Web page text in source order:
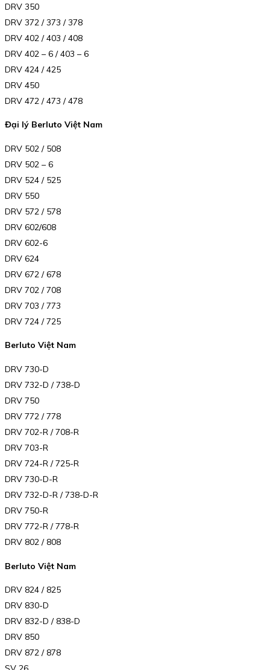
DRV 350
DRV 372 / 373 / 378
DRV 402 / 403 / 408
DRV 402 – 6 / 403 – 6
DRV 424 / 425
DRV 450
DRV 472 / 473 / 478
Đại lý Berluto Việt Nam
DRV 502 / 508
DRV 502 – 6
DRV 524 / 525
DRV 550
DRV 572 / 578
DRV 602/608
DRV 602-6
DRV 624
DRV 672 / 678
DRV 702 / 708
DRV 703 / 773
DRV 724 / 725
Berluto Việt Nam
DRV 730-D
DRV 732-D / 738-D
DRV 750
DRV 772 / 778
DRV 702-R / 708-R
DRV 703-R
DRV 724-R / 725-R
DRV 730-D-R
DRV 732-D-R / 738-D-R
DRV 750-R
DRV 772-R / 778-R
DRV 802 / 808
Berluto Việt Nam
DRV 824 / 825
DRV 830-D
DRV 832-D / 838-D
DRV 850
DRV 872 / 878